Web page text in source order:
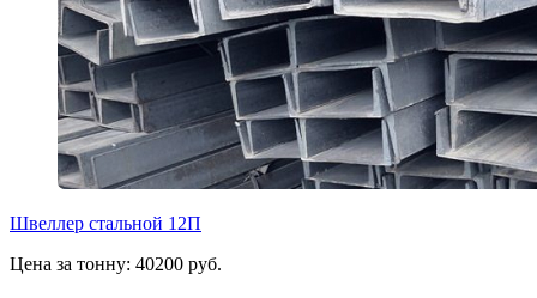
Швеллер стальной 12П
Цена за тонну: 40200 руб.